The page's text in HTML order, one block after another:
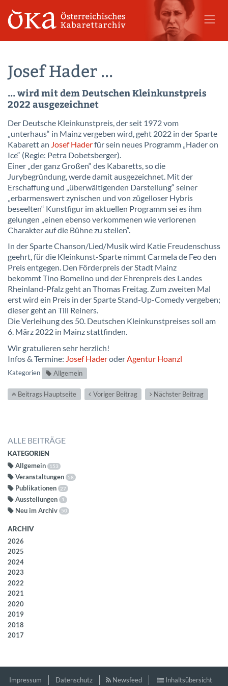
Josef Hader ...
... wird mit dem Deutschen Kleinkunstpreis
2022 ausgezeichnet
Der Deutsche Kleinkunstpreis, der seit 1972 vom
„unterhaus“ in Mainz vergeben wird, geht 2022 in der Sparte
Kabarett an Josef Haderfür sein neues Programm „Hader on
Ice“ (Regie: Petra Dobetsberger).
Einer „der ganz Großen“ des Kabaretts, so die
Jurybegründung, werde damit ausgezeichnet. Mit der
Erschaffung und „überwältigenden Darstellung“ seiner
„erbarmenswert zynischen und von zügelloser Hybris
beseelten“ Kunstfigur im aktuellen Programm sei es ihm
gelungen „einen ebenso verkommenen wie verlorenen
Charakter auf die Bühne zu stellen“.
In der Sparte Chanson/Lied/Musik wird Katie Freudenschuss
geehrt, für die Kleinkunst-Sparte nimmt Carmela de Feo den
Preis entgegen. Den Förderpreis der Stadt Mainz
bekommt Tino Bomelino und der Ehrenpreis des Landes
Rheinland-Pfalz geht an Thomas Freitag. Zum zweiten Mal
erst wird ein Preis in der Sparte Stand-Up-Comedy vergeben;
dieser geht an Till Reiners.
Die Verleihung des 50. Deutschen Kleinkunstpreises soll am
6. März 2022 in Mainz stattfinden.
Wir gratulieren sehr herzlich!
Infos & Termine: Josef HaderoderAgentur Hoanzl
Kategorien Allgemein
Beitrags Hauptseite Voriger Beitrag Nächster Beitrag
ALLE BEITRÄGE
KATEGORIEN
Allgemein 153
Veranstaltungen 58
Publikationen 27
Ausstellungen 1
Neu im Archiv 50
ARCHIV
2026
2025
2024
2023
2022
2021
2020
2019
2018
2017
Impressum Datenschutz Newsfeed
Inhaltsübersicht